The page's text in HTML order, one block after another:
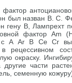
фактор
был назван В. С.
гену В, Лампрехт
фактор Аm
с А Аr В Се Сr
в рецессивном
окраску.
части
семенную